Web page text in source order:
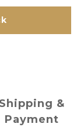
Shipping &
Payment